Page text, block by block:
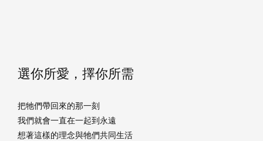
選你所愛，擇你所需
把牠們帶回來的那一刻
我們就會一直在一起到永遠
想著這樣的理念與牠們共同生活